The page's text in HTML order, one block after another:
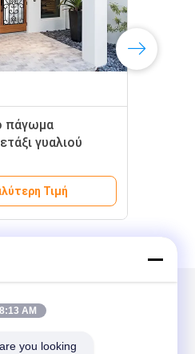
πάγωμα
γυαλιού
ιδιότητα
Τιμή
μήνυμα
8:13 AM
you looking